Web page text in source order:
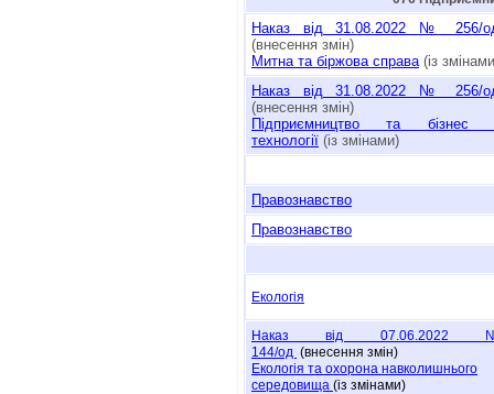
Наказ від 31.08.2022 № 256/
(внесення змін)
Митна та біржова справа(із
Наказ від 31.08.2022 № 256/
(внесення змін)
Підприємництво та бізнес
технології (із змінами)
Правознавство
Правознавство
Екологія
Наказ від 07.06.2022
144/oд (внесення змін)
Екологія та охорона навколишнього
середовища (із змінами)